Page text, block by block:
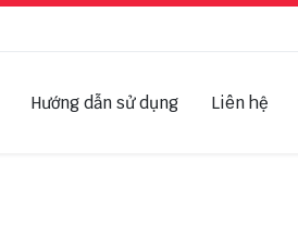
Hướng dẫn sử dụng Liên hệ